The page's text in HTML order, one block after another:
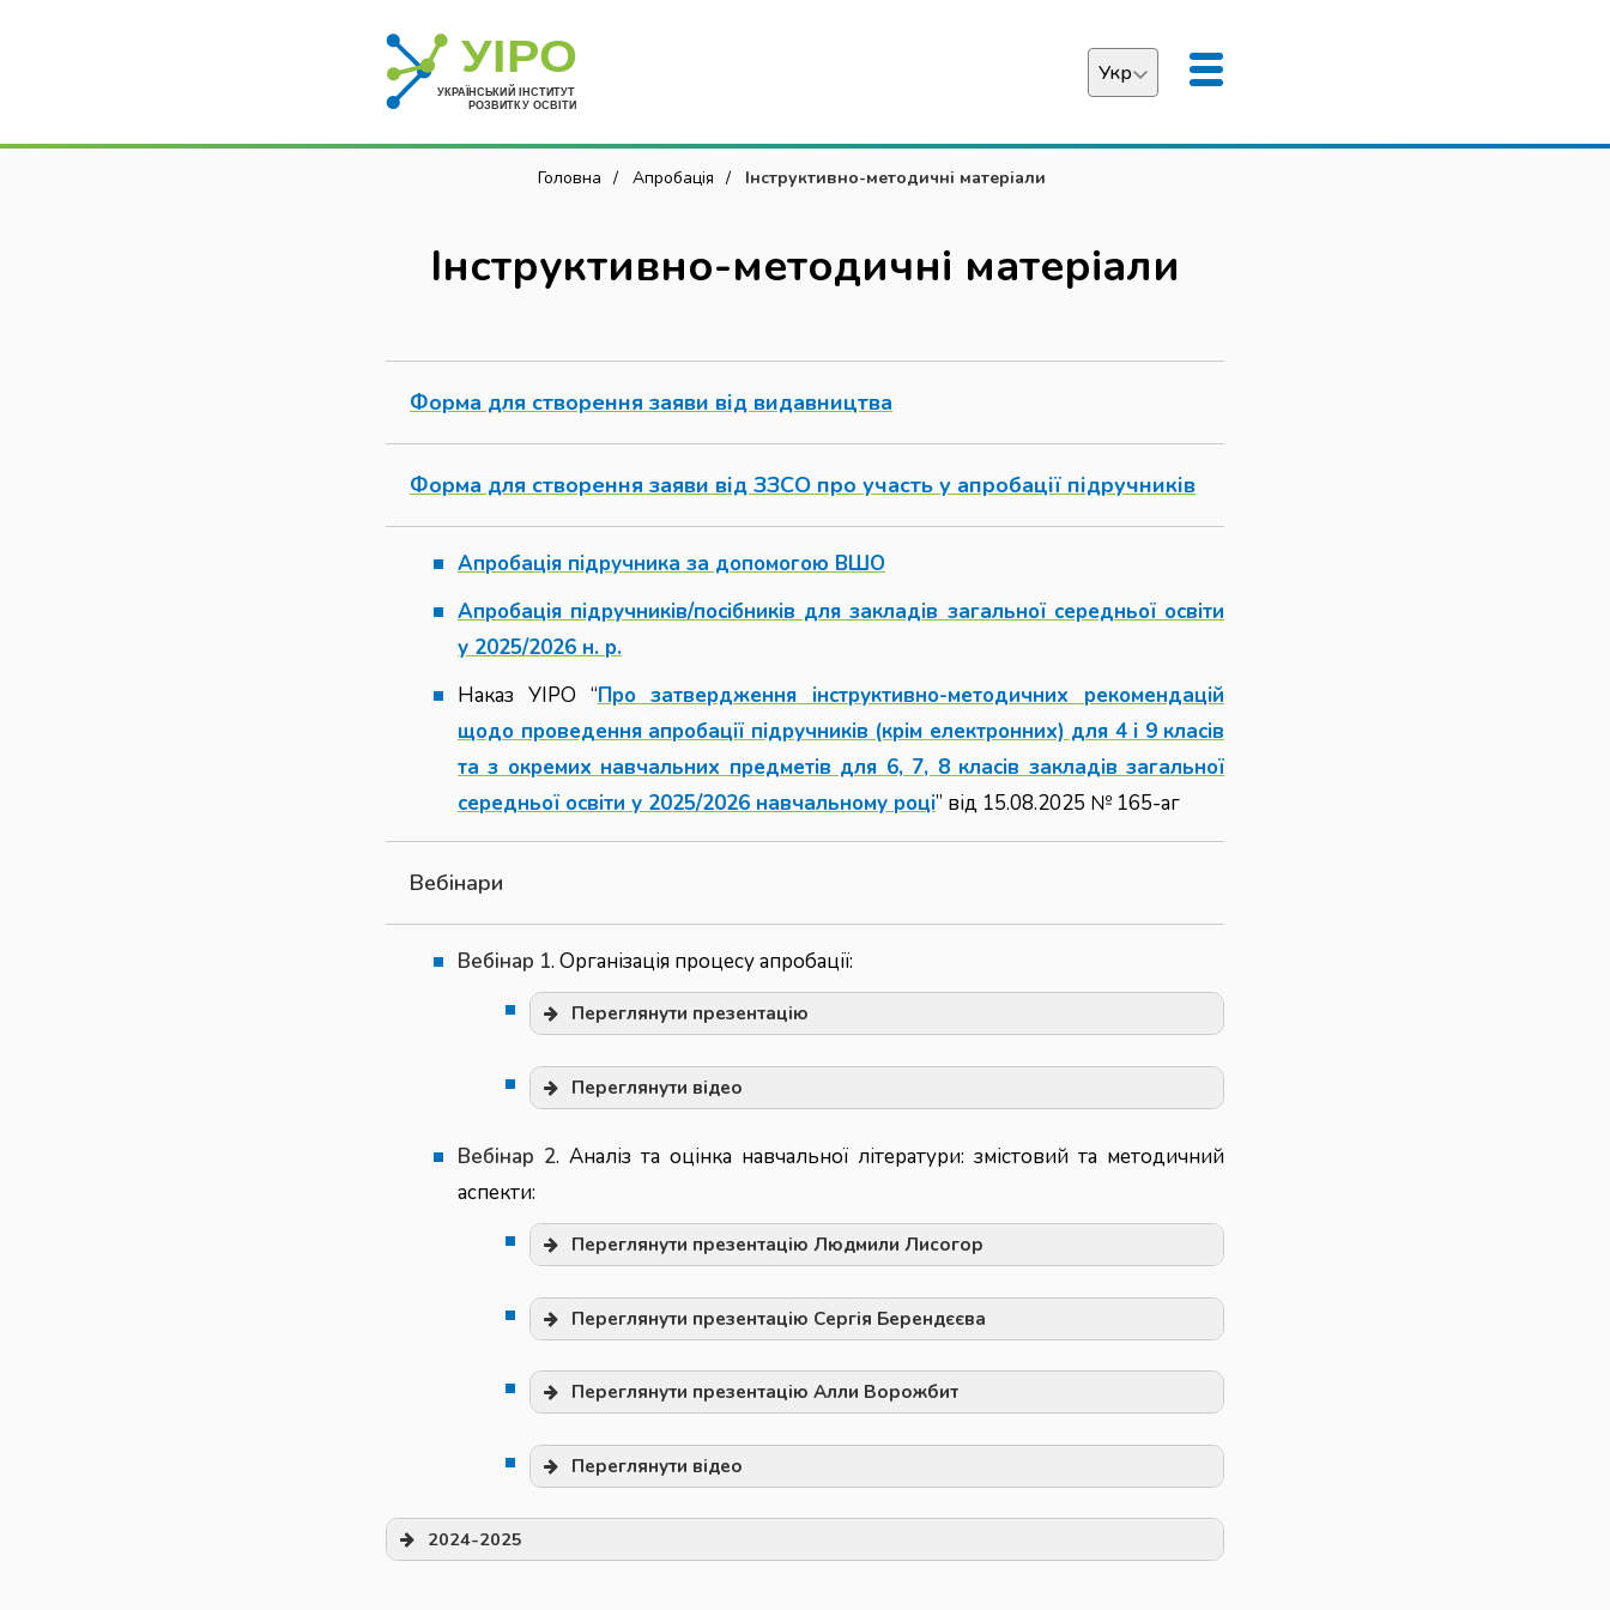
Укр
Головна Апробація Інструктивно-методичні матеріали
Інструктивно-методичні матеріали
Форма для створення заяви від видавництва
Форма для створення заяви від ЗЗСО про участь у апробації підручників
Апробація підручника за допомогою ВШО
Апробація підручників/посібників для закладів загальної середньої освіти
у 2025/2026 н. р.
Наказ УІРО “Про затвердження інструктивно-методичних рекомендацій
щодо проведення апробації підручників (крім електронних) для 4 і 9 класів
та з окремих навчальних предметів для 6, 7, 8 класів закладів загальної
середньої освіти у 2025/2026 навчальному році” від 15.08.2025 № 165-аг
Вебінари
Вебінар 1. Організація процесу апробації:
Переглянути презентацію
Переглянути відео
Вебінар 2. Аналіз та оцінка навчальної літератури: змістовий та методичний
аспекти:
Переглянути презентацію Людмили Лисогор
Переглянути презентацію Сергія Берендєєва
Переглянути презентацію Алли Ворожбит
Переглянути відео
2024-2025